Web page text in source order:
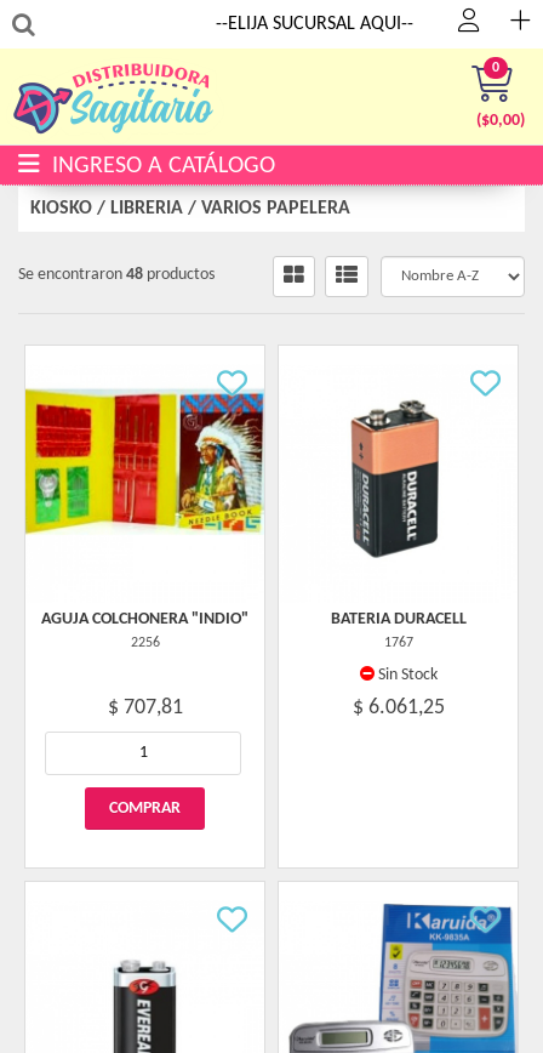
--ELIJA SUCURSAL AQUI--
0
($0,00)
INGRESO A CATÁLOGO
KIOSKO / LIBRERIA / VARIOS PAPELERA
Se encontraron 48 productos
AGUJA COLCHONERA "INDIO"
2256
$ 707,81
BATERIA DURACELL
1767
Sin Stock
$ 6.061,25